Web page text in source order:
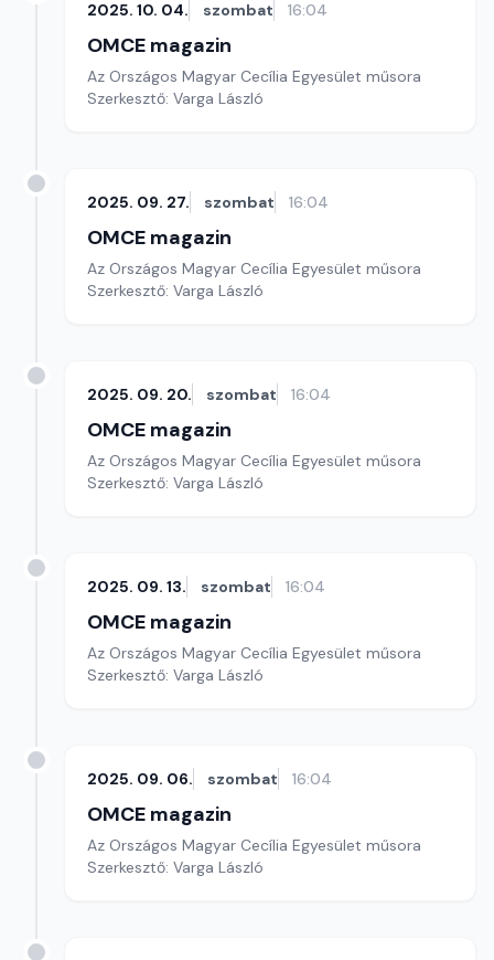
2025. 10. 04. szombat 16:04
OMCE magazin
Az Országos Magyar Cecília Egyesület műsora
Szerkesztő: Varga László
2025. 09. 27. szombat 16:04
OMCE magazin
Az Országos Magyar Cecília Egyesület műsora
Szerkesztő: Varga László
2025. 09. 20. szombat 16:04
OMCE magazin
Az Országos Magyar Cecília Egyesület műsora
Szerkesztő: Varga László
2025. 09. 13. szombat 16:04
OMCE magazin
Az Országos Magyar Cecília Egyesület műsora
Szerkesztő: Varga László
2025. 09. 06. szombat 16:04
OMCE magazin
Az Országos Magyar Cecília Egyesület műsora
Szerkesztő: Varga László